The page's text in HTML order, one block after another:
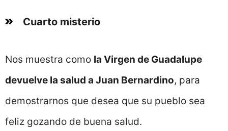
Cuarto misterio
Nos muestra como la Virgen de Guadalupe
devuelve la salud a Juan Bernardino, para
demostrarnos que desea que su pueblo sea
feliz gozando de buena salud.